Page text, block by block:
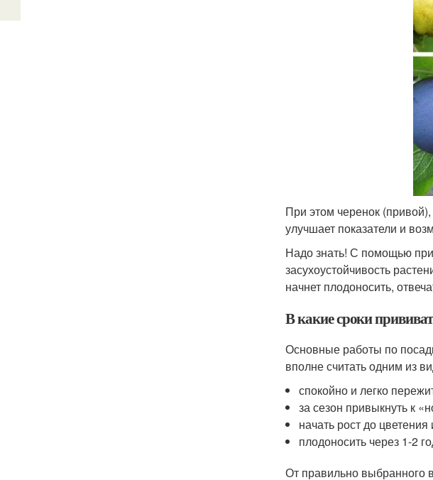
При этом черенок
улучшает показатели и
Надо знать! С помощью
засухоустойчивость
начнет плодоносить,
В какие сроки
Основные работы по
вполне считать одним из
спокойно и легко
за сезон привыкнуть к
начать рост до
плодоносить через 1-2
От правильно выбранного